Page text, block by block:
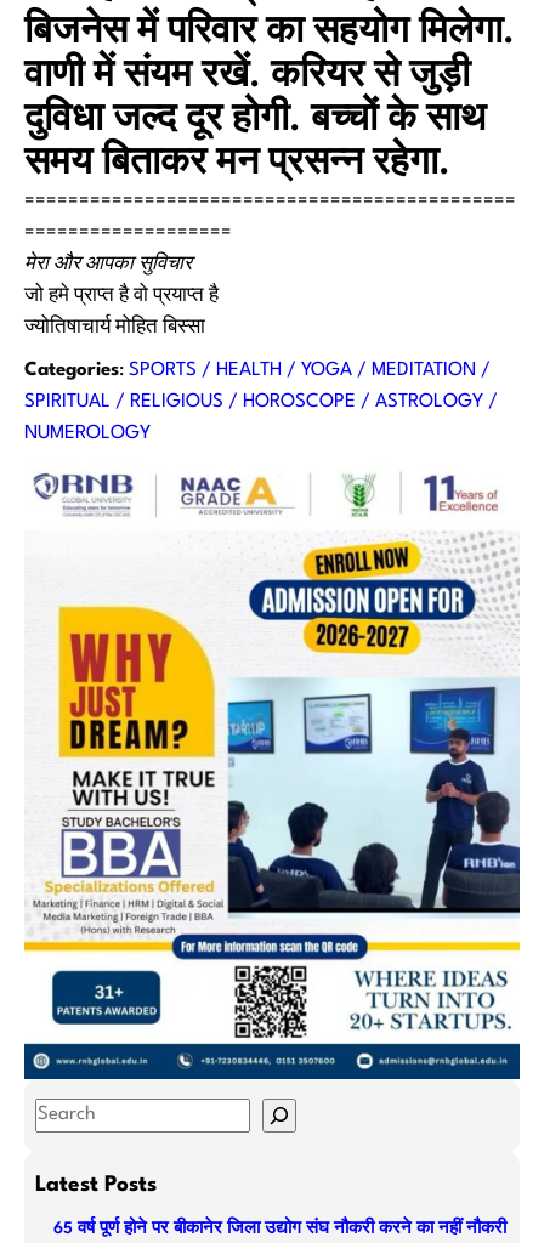
बिजनेस में परिवार का सहयोग मिलेगा.
वाणी में संयम रखें. करियर से जुड़ी
दुविधा जल्द दूर होगी. बच्चों के साथ
समय बिताकर मन प्रसन्न रहेगा.
=============================================
===================
मेरा और आपका सुविचार
जो हमे प्राप्त है वो प्रयाप्त है
ज्योतिषाचार्य मोहित बिस्सा
Categories: SPORTS / HEALTH / YOGA / MEDITATION /
SPIRITUAL / RELIGIOUS / HOROSCOPE / ASTROLOGY /
NUMEROLOGY
S
aLatest Posts
65 वर्ष पूर्ण होने पर बीकानेर जिला उद्योग संघ नौकरी करने का नहीं नौकरी